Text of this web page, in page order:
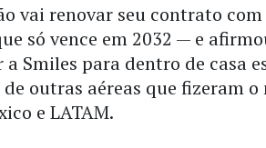
vai renovar seu contrato
só vence em 2032 — e
a Smiles para dentro de casa
outras aéreas que fizeram
e LATAM.